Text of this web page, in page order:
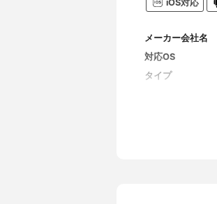
iOS対応
メーカー会社名
対応OS
タイプ